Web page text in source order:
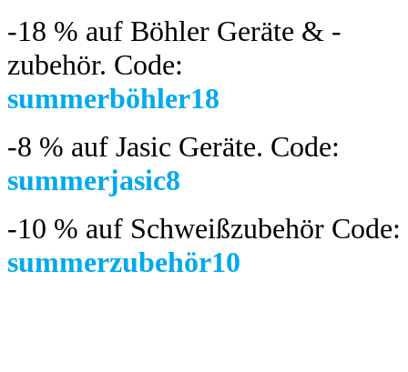
-18 % auf Böhler Geräte & -
zubehör. Code:
summerböhler18
-8 % auf Jasic Geräte. Code:
summerjasic8
-10 % auf Schweißzubehör Code:
summerzubehör10